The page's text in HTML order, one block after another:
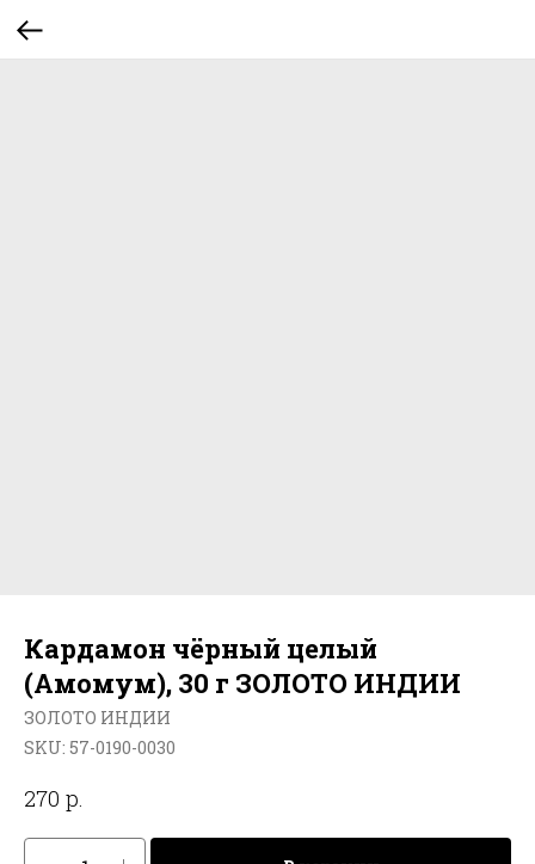
Кардамон чёрный целый
(Амомум), 30 г ЗОЛОТО ИНДИИ
ЗОЛОТО ИНДИИ
SKU: 57-0190-0030
270 р.